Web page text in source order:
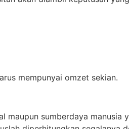
mempunyai omzet sekian.
sumberdaya